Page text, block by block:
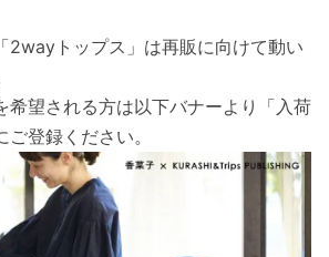
トップス」は再販に向けて動い
希望される方は以下バナーより「入荷
登録ください。